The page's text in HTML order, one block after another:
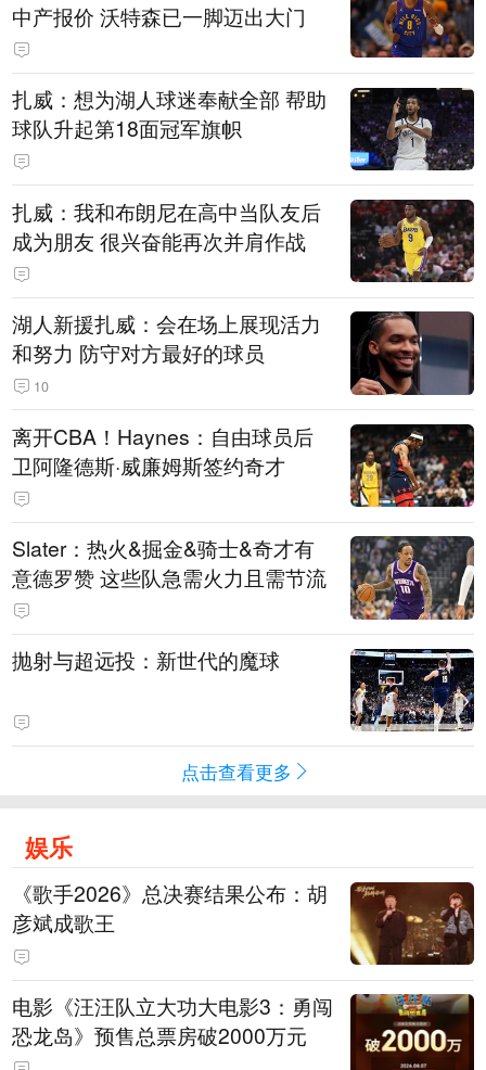
中产报价 沃特森已一脚迈出大门
扎威：想为湖人球迷奉献全部 帮助
球队升起第18面冠军旗帜
扎威：我和布朗尼在高中当队友后
成为朋友 很兴奋能再次并肩作战
湖人新援扎威：会在场上展现活力
和努力 防守对方最好的球员
10
离开CBA！Haynes：自由球员后
卫阿隆德斯·威廉姆斯签约奇才
Slater：热火&掘金&骑士&奇才有
意德罗赞 这些队急需火力且需节流
抛射与超远投：新世代的魔球
点击查看更多
娱乐
《歌手2026》总决赛结果公布：胡
彦斌成歌王
电影《汪汪队立大功大电影3：勇闯
恐龙岛》预售总票房破2000万元